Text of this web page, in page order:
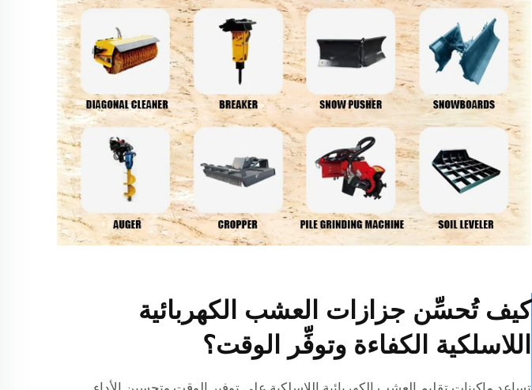
كيف تُحسِّن جزازات العشب الكهربائية
اللاسلكية الكفاءة وتوفِّر الوقت؟